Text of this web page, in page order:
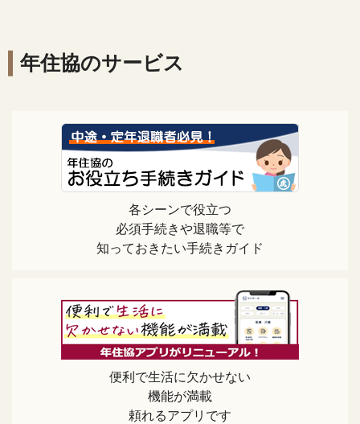
年住協のサービス
各シーンで役立つ
必須手続きや退職等で
知っておきたい手続きガイド
便利で生活に欠かせない
機能が満載
頼れるアプリです